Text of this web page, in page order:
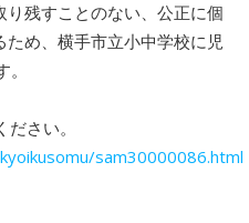
残すことのない、公正に個
め、横手市立小中学校に児
さい。
sam30000086.html